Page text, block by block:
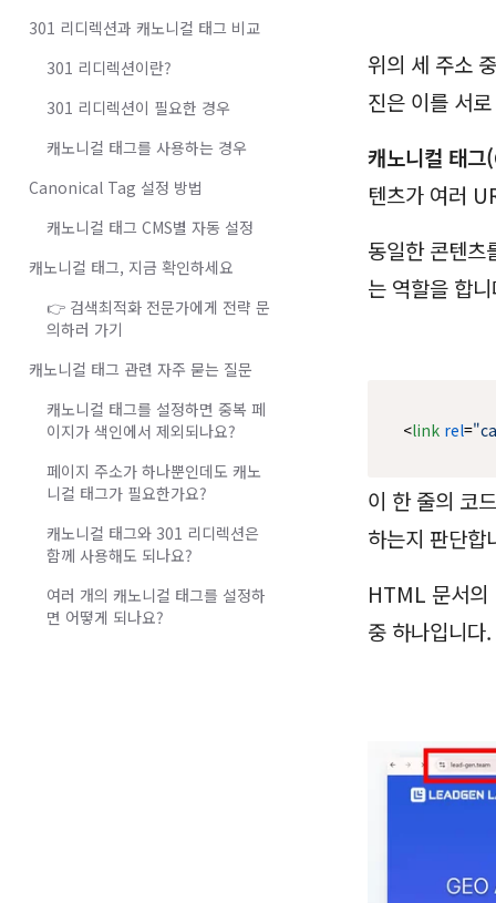
위의 세 주소
진은 이를 서
캐노니컬 태
텐츠가 여러
동일한 콘텐
는 역할을 합
<link rel=
이 한 줄의 코
하는지 판단합
HTML 문서의
중 하나입니다.
301 리디렉션과 캐노니컬 태그 비교
301 리디렉션이란?
301 리디렉션이 필요한 경우
캐노니컬 태그를 사용하는 경우
Canonical Tag 설정 방법
캐노니컬 태그 CMS별 자동 설정
캐노니컬 태그, 지금 확인하세요
👉 검색최적화 전문가에게 전략 문
의하러 가기
캐노니컬 태그 관련 자주 묻는 질문
캐노니컬 태그를 설정하면 중복 페
이지가 색인에서 제외되나요?
페이지 주소가 하나뿐인데도 캐노
니컬 태그가 필요한가요?
캐노니컬 태그와 301 리디렉션은
함께 사용해도 되나요?
여러 개의 캐노니컬 태그를 설정하
면 어떻게 되나요?